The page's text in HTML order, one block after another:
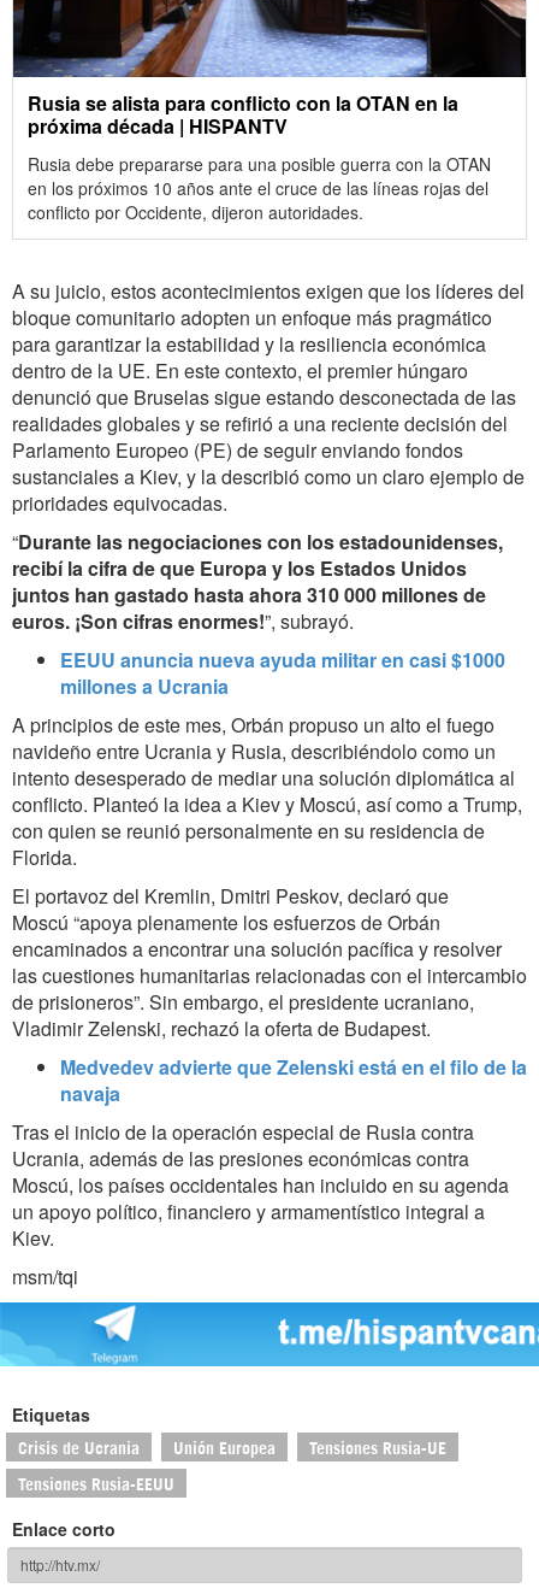
Rusia se alista para conflicto con la OTAN en la
próxima década | HISPANTV
Rusia debe prepararse para una posible guerra con la OTAN
en los próximos 10 años ante el cruce de las líneas rojas del
conflicto por Occidente, dijeron autoridades.
A su juicio, estos acontecimientos exigen que los líderes del
bloque comunitario adopten un enfoque más pragmático
para garantizar la estabilidad y la resiliencia económica
dentro de la UE. En este contexto, el premier húngaro
denunció que Bruselas sigue estando desconectada de las
realidades globales y se refirió a una reciente decisión del
Parlamento Europeo (PE) de seguir enviando fondos
sustanciales a Kiev, y la describió como un claro ejemplo de
prioridades equivocadas.
“Durante las negociaciones con los estadounidenses,
recibí la cifra de que Europa y los Estados Unidos
juntos han gastado hasta ahora 310 000 millones de
euros. ¡Son cifras enormes!”, subrayó.
EEUU anuncia nueva ayuda militar en casi $1000
millones a Ucrania
A principios de este mes, Orbán propuso un alto el fuego
navideño entre Ucrania y Rusia, describiéndolo como un
intento desesperado de mediar una solución diplomática al
conflicto. Planteó la idea a Kiev y Moscú, así como a Trump,
con quien se reunió personalmente en su residencia de
Florida.
El portavoz del Kremlin, Dmitri Peskov, declaró que
Moscú “apoya plenamente los esfuerzos de Orbán
encaminados a encontrar una solución pacífica y resolver
las cuestiones humanitarias relacionadas con el intercambio
de prisioneros”. Sin embargo, el presidente ucraniano,
Vladimir Zelenski, rechazó la oferta de Budapest.
Medvedev advierte que Zelenski está en el filo de la
navaja
Tras el inicio de la operación especial de Rusia contra
Ucrania, además de las presiones económicas contra
Moscú, los países occidentales han incluido en su agenda
un apoyo político, financiero y armamentístico integral a
Kiev.
msm/tqi
Etiquetas
Crisis de Ucrania Unión Europea Tensiones Rusia-UE
Tensiones Rusia-EEUU
Enlace corto